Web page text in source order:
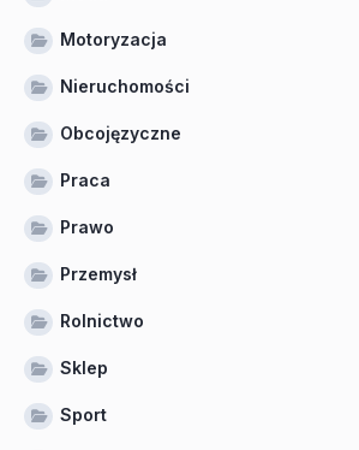
Motoryzacja
Nieruchomości
Obcojęzyczne
Praca
Prawo
Przemysł
Rolnictwo
Sklep
Sport